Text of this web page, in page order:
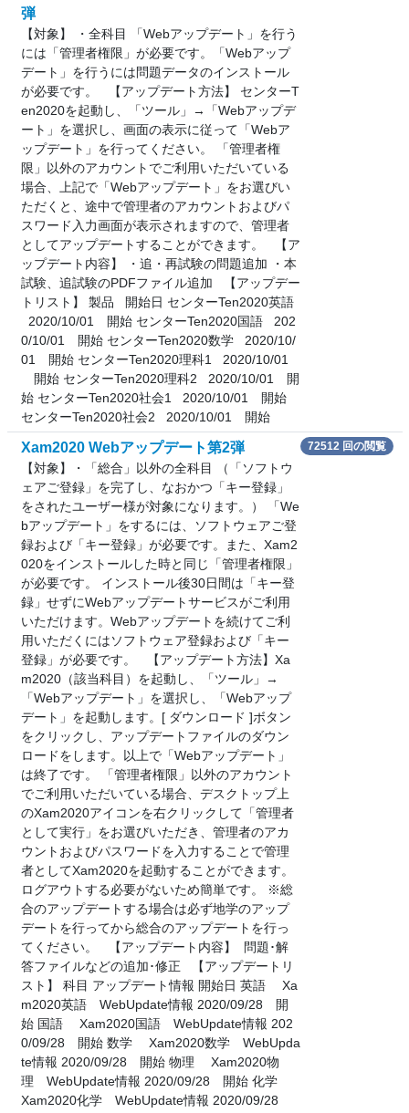
弾
【対象】 ・全科目 「Webアップデート」を行う
には「管理者権限」が必要です。「Webアップ
デート」を行うには問題データのインストール
が必要です。 【アップデート方法】 センターT
en2020を起動し、「ツール」→「Webアップデ
ート」を選択し、画面の表示に従って「Webア
ップデート」を行ってください。 「管理者権
限」以外のアカウントでご利用いただいている
場合、上記で「Webアップデート」をお選びい
ただくと、途中で管理者のアカウントおよびパ
スワード入力画面が表示されますので、管理者
としてアップデートすることができます。 【ア
ップデート内容】 ・追・再試験の問題追加 ・本
試験、追試験のPDFファイル追加 【アップデー
トリスト】 製品 開始日 センターTen2020英語
2020/10/01 開始 センターTen2020国語 202
0/10/01 開始 センターTen2020数学 2020/10/
01 開始 センターTen2020理科1 2020/10/01
開始 センターTen2020理科2 2020/10/01 開
始 センターTen2020社会1 2020/10/01 開始
センターTen2020社会2 2020/10/01 開始
Xam2020 Webアップデート第2弾
【対象】・「総合」以外の全科目 （「ソフトウ
ェアご登録」を完了し、なおかつ「キー登録」
をされたユーザー様が対象になります。） 「We
bアップデート」をするには、ソフトウェアご登
録および「キー登録」が必要です。また、Xam2
020をインストールした時と同じ「管理者権限」
が必要です。 インストール後30日間は「キー登
録」せずにWebアップデートサービスがご利用
いただけます。Webアップデートを続けてご利
用いただくにはソフトウェア登録および「キー
登録」が必要です。 【アップデート方法】Xa
m2020（該当科目）を起動し、「ツール」→
「Webアップデート」を選択し、「Webアップ
デート」を起動します。[ ダウンロード ]ボタン
をクリックし、アップデートファイルのダウン
ロードをします。以上で「Webアップデート」
は終了です。 「管理者権限」以外のアカウント
でご利用いただいている場合、デスクトップ上
のXam2020アイコンを右クリックして「管理者
として実行」をお選びいただき、管理者のアカ
ウントおよびパスワードを入力することで管理
者としてXam2020を起動することができます。
ログアウトする必要がないため簡単です。 ※総
合のアップデートする場合は必ず地学のアップ
デートを行ってから総合のアップデートを行っ
てください。 【アップデート内容】 問題･解
答ファイルなどの追加･修正 【アップデートリ
スト】 科目 アップデート情報 開始日 英語 Xa
m2020英語 WebUpdate情報 2020/09/28 開
始 国語 Xam2020国語 WebUpdate情報 202
0/09/28 開始 数学 Xam2020数学 WebUpda
te情報 2020/09/28 開始 物理 Xam2020物
理 WebUpdate情報 2020/09/28 開始 化学
Xam2020化学 WebUpdate情報 2020/09/28
72512 回の閲覧